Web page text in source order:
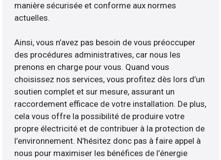
manière sécurisée et conforme aux normes
actuelles.
Ainsi, vous n’avez pas besoin de vous préoccuper
des procédures administratives, car nous les
prenons en charge pour vous. Quand vous
choisissez nos services, vous profitez dès lors d’un
soutien complet et sur mesure, assurant un
raccordement efficace de votre installation. De plus,
cela vous offre la possibilité de produire votre
propre électricité et de contribuer à la protection de
l’environnement. N’hésitez donc pas à faire appel à
nous pour maximiser les bénéfices de l’énergie